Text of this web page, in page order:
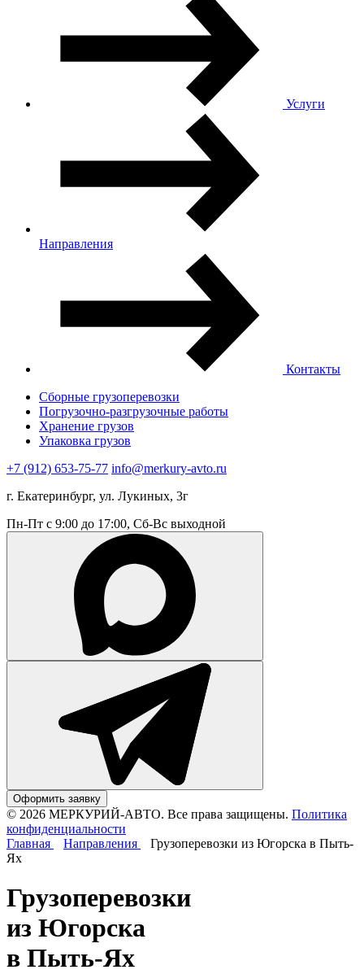
Услуги
Направления
Контакты
Сборные грузоперевозки
Погрузочно-разгрузочные работы
Хранение грузов
Упаковка грузов
+7 (912) 653-75-77 info@merkury-avto.ru
г. Екатеринбург, ул. Лукиных, 3г
Пн-Пт с 9:00 до 17:00, Сб-Вс выходной
Оформить заявку
© 2026 МЕРКУРИЙ-АВТО. Все права защищены. Политика
конфиденциальности
Главная
Направления
Грузоперевозки из Югорска в Пыть-
Ях
Грузоперевозки
из Югорска
в Пыть-Ях